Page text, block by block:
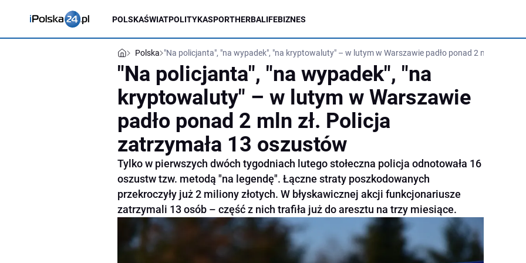
POLSKAŚWIATPOLITYKASPORTHERBALIFEBIZNES
Polska "Na policjanta", "na wypadek", "na kryptowaluty" – w lutym w Warszawie padło ponad 2 mln zł.
"Na policjanta", "na wypadek", "na
kryptowaluty" – w lutym w Warszawie
padło ponad 2 mln zł. Policja
zatrzymała 13 oszustów
Tylko w pierwszych dwóch tygodniach lutego stołeczna policja odnotowała 16
oszustw tzw. metodą "na legendę". Łączne straty poszkodowanych
przekroczyły już 2 miliony złotych. W błyskawicznej akcji funkcjonariusze
zatrzymali 13 osób – część z nich trafiła już do aresztu na trzy miesiące.